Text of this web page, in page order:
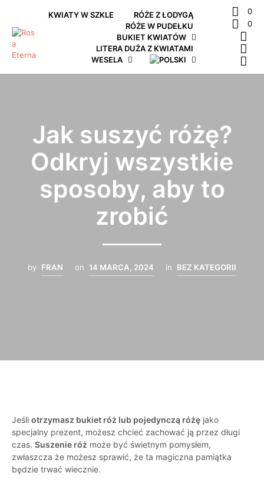
KWIATY W SZKLE
RÓŻE Z ŁODYGĄ
RÓŻE W PUDEŁKU
BUKIET KWIATÓW
LITERA DUŻA Z KWIATAMI
WESELA
0
0
Jak suszyć różę?
Odkryj wszystkie
sposoby, aby to
zrobić
by FRAN on 14 MARCA, 2024 in BEZ KATEGORII
Jeśli otrzymasz bukiet róż lub pojedynczą różę jako
specjalny prezent, możesz chcieć zachować ją przez długi
czas. Suszenie róż może być świetnym pomysłem,
zwłaszcza że możesz sprawić, że ta magiczna pamiątka
będzie trwać wiecznie.